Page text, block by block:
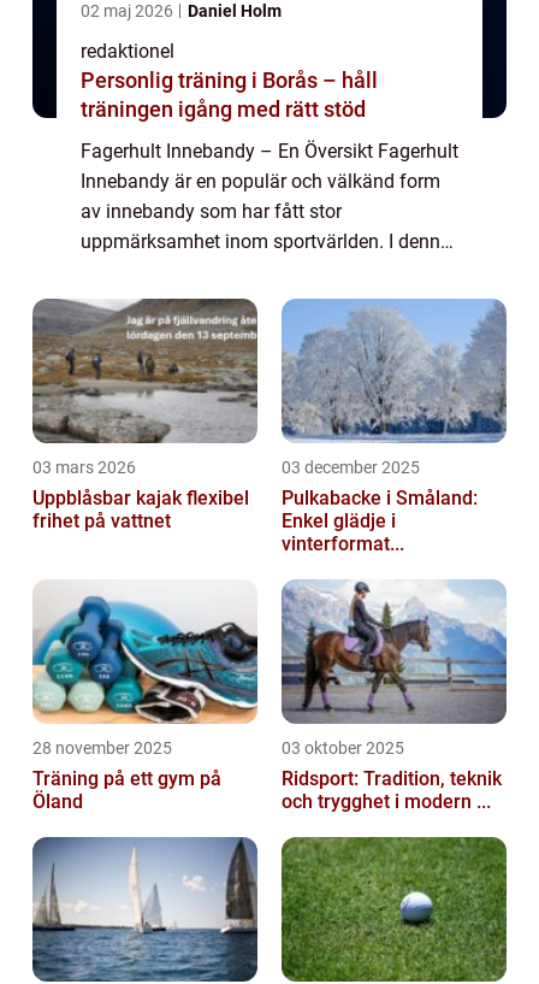
02 maj 2026 Daniel Holm
redaktionel
Personlig träning i Borås – håll
träningen igång med rätt stöd
Fagerhult Innebandy – En Översikt Fagerhult
Innebandy är en populär och välkänd form
av innebandy som har fått stor
uppmärksamhet inom sportvärlden. I denna
grundlig översikt över Fagerhult Innebandy
o...
03 mars 2026
Uppblåsbar kajak flexibel
frihet på vattnet
03 december 2025
Pulkabacke i Småland:
Enkel glädje i
vinterformat...
28 november 2025
Träning på ett gym på
Öland
03 oktober 2025
Ridsport: Tradition, teknik
och trygghet i modern ...